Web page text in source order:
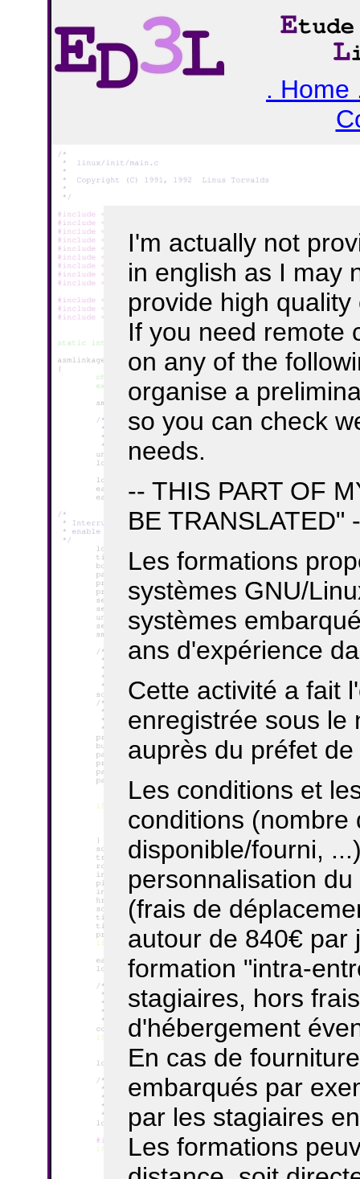
. Home
I'm actually not
in english as I may
provide high quality
If you need remote
on any of the
organise a
so you can check
needs.
-- THIS PART OF
BE TRANSLATED"
Les formations
systèmes GNU/
systèmes
ans d'expérience
Cette activité a fait
enregistrée sous le
auprès du préfet
Les conditions et
conditions (nombre
disponible/fourni,
personnalisation
(frais de
autour de 840€ par
formation "intra-
stagiaires, hors
d'hébergement
En cas de
embarqués par
par les stagiaires
Les formations